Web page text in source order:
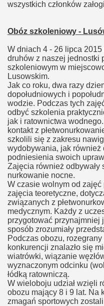
wszystkich członków
Obóz szkoleniowy -
W dniach 4 - 26 lipca
druhów z naszej jednostki
szkoleniowym w
Lusowskim.
Jak co roku, dwa razy
dopołudniowych i
wodzie. Podczas tych
odbyć szkolenia
jak i ratownictwa
kontakt z
szkolili się z zakresu
wydobywania, jak również
podniesienia swoich
Zajęcia również
nurkowanie nocne.
W czasie wolnym od zajęć
zajęcia teoretyczne,
związanych z
medycznym. Każdy z
przygotować przynajmniej
sposób zrozumiały
Podczas obozu,
konkurencji znalazło się
wiatrówki, wiązanie
wyznaczonym odcinku
łódką ratowniczą.
W wieloboju udział wzięli
obozu mający 8 i 9 lat. Na
zmagań sportowych